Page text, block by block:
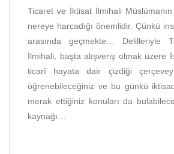
Ticaret ve İktisat İlmihali
nereye harcadığı önemlidir. Çünkü
arasında geçmekte… Delilleriyle
İlmihali, başta alışveriş olmak üzere
ticarî hayata dair çizdiği
öğrenebileceğiniz ve bu günkü
merak ettiğiniz konuları da
kaynağı…